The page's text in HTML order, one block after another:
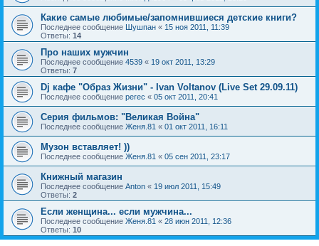
Какие самые любимые/запомнившиеся детские книги?
Последнее сообщение Шушпан « 15 ноя 2011, 11:39
Ответы: 14
Про наших мужчин
Последнее сообщение 4539 « 19 окт 2011, 13:29
Ответы: 7
Dj кафе "Образ Жизни" - Ivan Voltanov (Live Set 29.09.11)
Последнее сообщение perec « 05 окт 2011, 20:41
Серия фильмов: "Великая Война"
Последнее сообщение Женя.81 « 01 окт 2011, 16:11
Музон вставляет! ))
Последнее сообщение Женя.81 « 05 сен 2011, 23:17
Книжный магазин
Последнее сообщение Anton « 19 июл 2011, 15:49
Ответы: 2
Если женщина... если мужчина...
Последнее сообщение Женя.81 « 28 июн 2011, 12:36
Ответы: 10